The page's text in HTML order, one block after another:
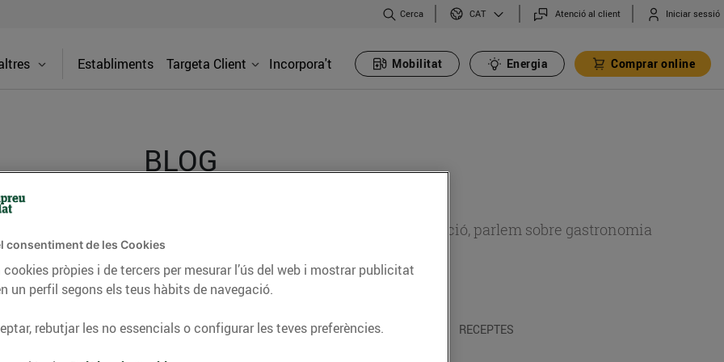
Cerca CAT Atenció al client Iniciar sessió
Establiments Targeta Client Incorpora't Mobilitat Energia Comprar online
BLOG
consells nutricionals, informació d’actualitat sobre alimentació, parlem sobre gastronomia
del nostre territori i molts altres temes.
CONSELLS I HÀBITS SALUDABLES ENERGIA GASTRONOMIA I TRADICIONS RECEPTES
consentiment de les Cookies
pròpies i de tercers per mesurar l’ús del web i mostrar publicitat
un perfil segons els teus hàbits de navegació.
rebutjar les no essencials o configurar les teves preferències.